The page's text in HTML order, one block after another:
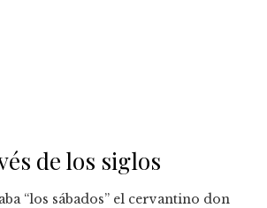
de los siglos
“los sábados” el cervantino don